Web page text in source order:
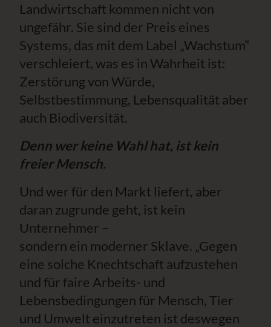
Landwirtschaft kommen nicht von
ungefähr. Sie sind der Preis eines
Systems, das mit dem Label „Wachstum“
verschleiert, was es in Wahrheit ist:
Zerstörung von Würde,
Selbstbestimmung, Lebensqualität aber
auch Biodiversität.
Denn wer keine Wahl hat, ist kein
freier Mensch.
Und wer für den Markt liefert, aber
daran zugrunde geht, ist kein
Unternehmer –
sondern ein moderner Sklave. „Gegen
eine solche Knechtschaft aufzustehen
und für faire Arbeits- und
Lebensbedingungen für Mensch, Tier
und Umwelt einzutreten ist deswegen